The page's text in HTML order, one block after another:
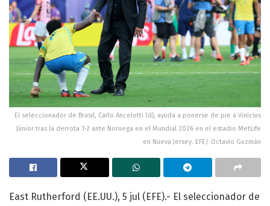
El seleccionador de Brasil, Carlo Ancelotti (d), ayuda a ponerse de pie a Vinícius
Júnior tras la derrota 1-2 ante Noruega en el Mundial 2026 en el estadio MetLife
en Nueva Jersey. EFE/ Octavio Guzmán
East Rutherford (EE.UU.), 5 jul (EFE).- El seleccionador de